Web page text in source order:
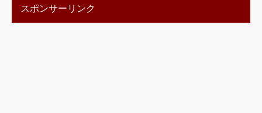
スポンサーリンク